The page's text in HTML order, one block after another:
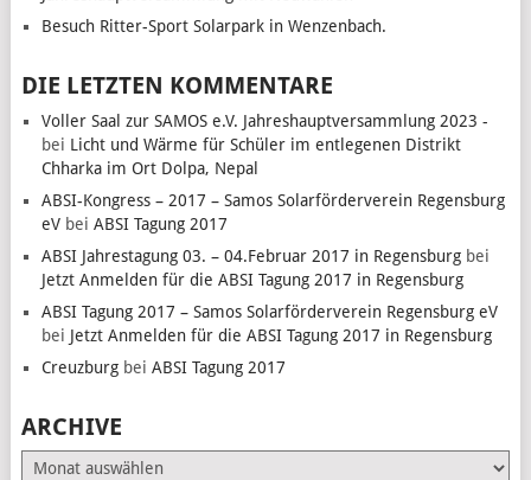
Besuch Ritter-Sport Solarpark in Wenzenbach.
DIE LETZTEN KOMMENTARE
Voller Saal zur SAMOS e.V. Jahreshauptversammlung 2023 -
bei Licht und Wärme für Schüler im entlegenen Distrikt
Chharka im Ort Dolpa, Nepal
ABSI-Kongress – 2017 – Samos Solarförderverein Regensburg
eVbei ABSI Tagung 2017
ABSI Jahrestagung 03. – 04.Februar 2017 in Regensburgbei
Jetzt Anmelden für die ABSI Tagung 2017 in Regensburg
ABSI Tagung 2017 – Samos Solarförderverein Regensburg eV
bei Jetzt Anmelden für die ABSI Tagung 2017 in Regensburg
Creuzburgbei ABSI Tagung 2017
ARCHIVE
Archive